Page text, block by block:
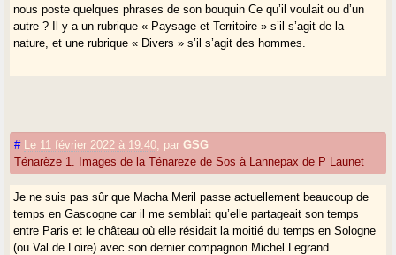
nous poste quelques phrases de son bouquin Ce qu’il voulait ou d’un
autre ? Il y a un rubrique « Paysage et Territoire » s’il s’agit de la
nature, et une rubrique « Divers » s’il s’agit des hommes.
# Le 11 février 2022 à 19:40 parGSG
Ténarèze 1. Images de la Ténareze de Sos à Lannepax de P Launet
Je ne suis pas sûr que Macha Meril passe actuellement beaucoup de
temps en Gascogne car il me semblait qu’elle partageait son temps
entre Paris et le château où elle résidait la moitié du temps en Sologne
(ou Val de Loire) avec son dernier compagnon Michel Legrand.